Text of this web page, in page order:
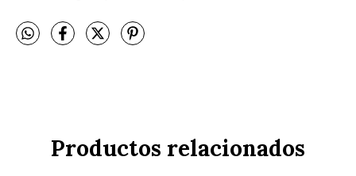
Productos relacionados